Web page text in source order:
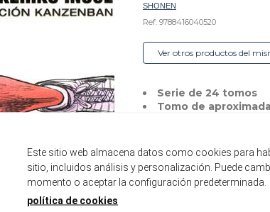
SHONEN
Ref. 9788416040520
Ver otros productos del
Serie de 24 tomos
Tomo de
Formato A5,
Disponible
Este sitio web almacena datos como cookies para
sitio, incluidos análisis y personalización. Puede
momento o aceptar la configuración predeterminada.
política de cookies